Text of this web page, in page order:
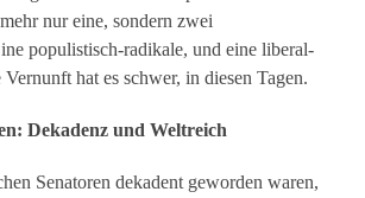
nur eine, sondern zwei
populistisch-radikale, und eine liberal-
hat es schwer, in diesen Tagen.
Dekadenz und Weltreich
Senatoren dekadent geworden waren,